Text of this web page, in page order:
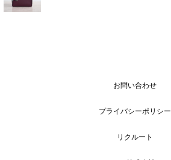
お問い合わせ
プライバシーポリシー
リクルート